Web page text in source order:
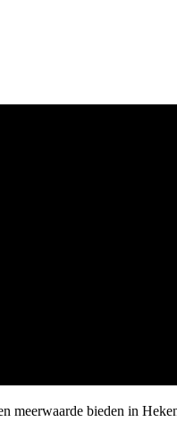
meerwaarde bieden in